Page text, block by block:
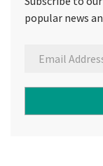
popular news